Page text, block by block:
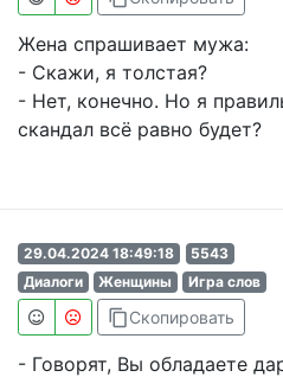
Жена спрашивает мужа:
- Скажи, я толстая?
- Нет, конечно. Но я
скандал всё равно будет?
29.04.2024 18:49:18
5543
Диалоги
Женщины Игра слов
content_copyСкопировать
- Говорят, Вы обладаете